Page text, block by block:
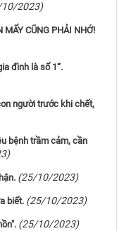
2023)
MẤY CŨNG PHẢI NHỚ!
đình là số 1“.
người trước khi chết,
bệnh trầm cảm, cần
(25/10/2023)
biết. (25/10/2023)
(25/10/2023)